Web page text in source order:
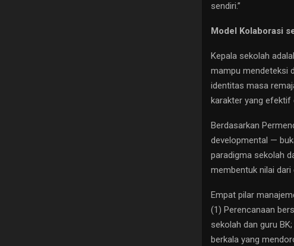
sendiri.”
Model Kolaborasi
Kepala sekolah
mampu mendeteksi
identitas masa
karakter yang efektif
Berdasarkan
developmental —
paradigma sekolah
membentuk nilai dari
Empat pilar
(1) Perencanaan
sekolah dan guru
berkala yang